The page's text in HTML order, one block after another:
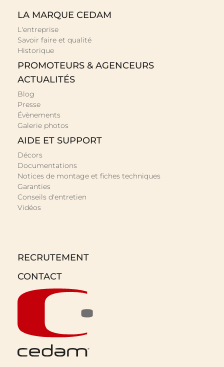
LA MARQUE CEDAM
L'entreprise
Savoir faire et qualité
Historique
PROMOTEURS & AGENCEURS
ACTUALITÉS
Blog
Presse
Évènements
Galerie photos
AIDE ET SUPPORT
Décors
Documentations
Notices de montage et fiches techniques
Garanties
Conseils d'entretien
Vidéos
RECRUTEMENT
CONTACT